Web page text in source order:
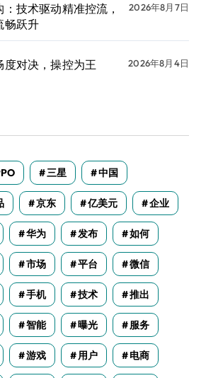
技术驱动精准控流，
畅跃升
2026年8月7日
度对决，操控为王 2026年8月4日
三星 中国
京东 亿美元 企业
华为 发布 如何
市场 平台 微信
手机 技术 推出
智能 曝光 服务
游戏 用户 电商